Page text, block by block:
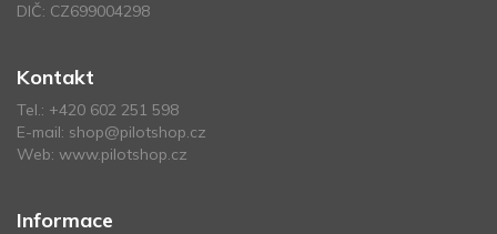
DIČ: CZ699004298
Kontakt
Tel.: +420 602 251 598
E-mail: shop@pilotshop.cz
Web: www.pilotshop.cz
Informace